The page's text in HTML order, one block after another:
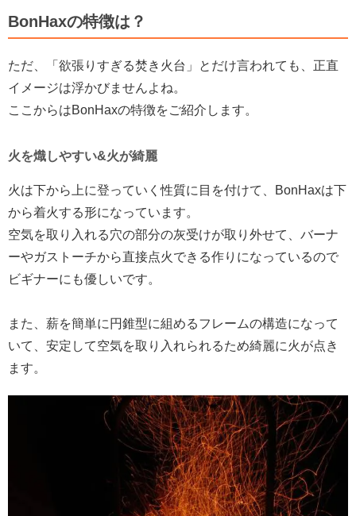
BonHaxの特徴は？
ただ、「欲張りすぎる焚き火台」とだけ言われても、正直
イメージは浮かびませんよね。
ここからはBonHaxの特徴をご紹介します。
火を熾しやすい&火が綺麗
火は下から上に登っていく性質に目を付けて、BonHaxは下
から着火する形になっています。
空気を取り入れる穴の部分の灰受けが取り外せて、バーナ
ーやガストーチから直接点火できる作りになっているので
ビギナーにも優しいです。
また、薪を簡単に円錐型に組めるフレームの構造になって
いて、安定して空気を取り入れられるため綺麗に火が点き
ます。